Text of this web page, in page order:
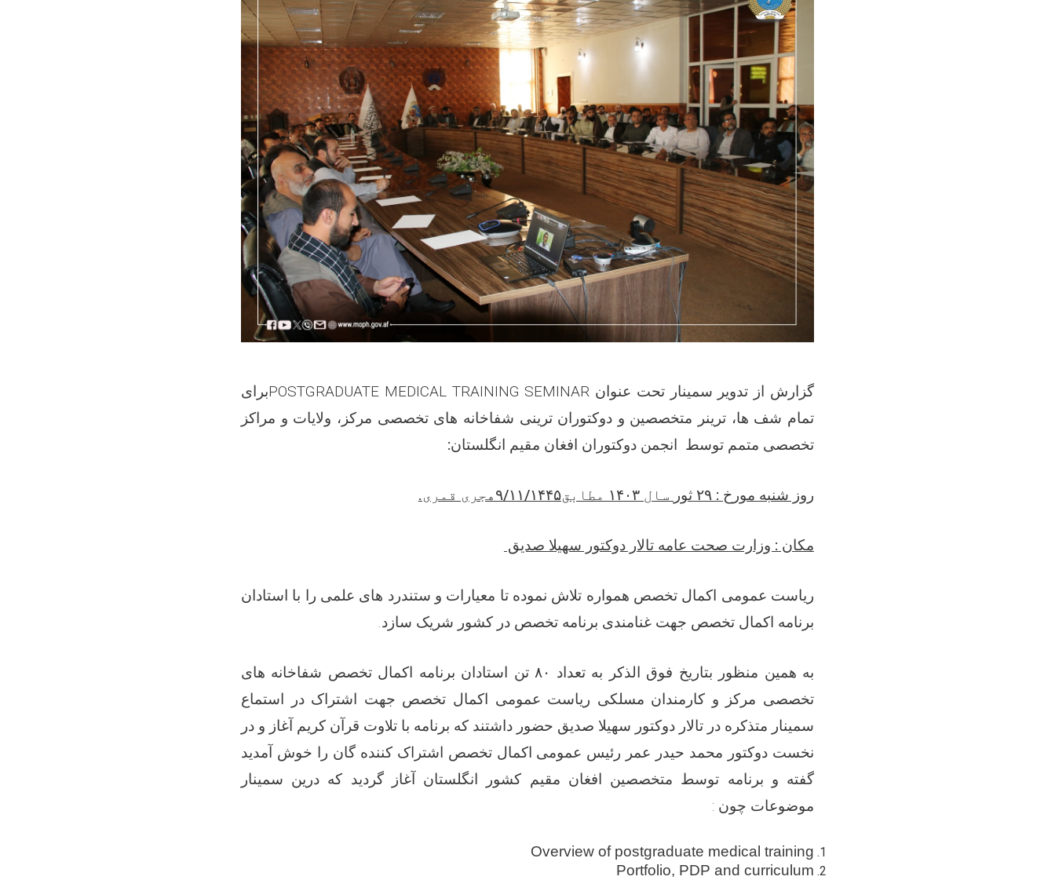
گزارش از تدویر سمینار تحت عنوان POSTGRADUATE MEDICAL TRAINING SEMINARبرای
تمام شف ها، ترینر متخصصین و دوکتوران ترینی شفاخانه های تخصصی مرکز، ولایات و مراکز
تخصصی متمم توسط انجمن دوکتوران افغان مقیم انگلستان:
روز شنبه مورخ : ۲۹ ثور سال ۱۴۰۳ مطابق۹/۱۱/۱۴۴۵هجری قمری.
مکان : وزارت صحت عامه تالار دوکتور سهیلا صدیق
ریاست عمومی اکمال تخصص همواره تلاش نموده تا معیارات و ستندرد های علمی را با استادان
برنامه اکمال تخصص جهت غنامندی برنامه تخصص در کشور شریک سازد.
به همین منظور بتاریخ فوق الذکر به تعداد ۸۰ تن استادان برنامه اکمال تخصص شفاخانه های
تخصصی مرکز و کارمندان مسلکی ریاست عمومی اکمال تخصص جهت اشتراک در استماع
سمینار متذکره در تالار دوکتور سهیلا صدیق حضور داشتند که برنامه با تلاوت قرآن کریم آغاز و در
نخست دوکتور محمد حیدر عمر رئیس عمومی اکمال تخصص اشتراک کننده گان را خوش آمدید
گفته و برنامه توسط متخصصین افغان مقیم کشور انگلستان آغاز گردید که درین سمینار
موضوعات چون :
Overview of postgraduate medical training
Portfolio, PDP and curriculum